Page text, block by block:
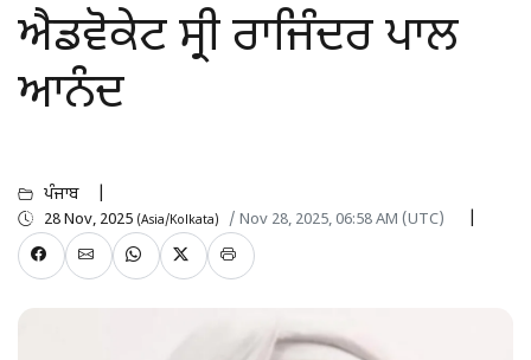
ਐਡਵੋਕੇਟ ਸ੍ਰੀ ਰਾਜਿੰਦਰ ਪਾਲ
ਆਨੰਦ
ਪੰਜਾਬ
28 Nov, 2025 (Asia/Kolkata) / Nov 28, 2025, 06:58 AM (UTC)